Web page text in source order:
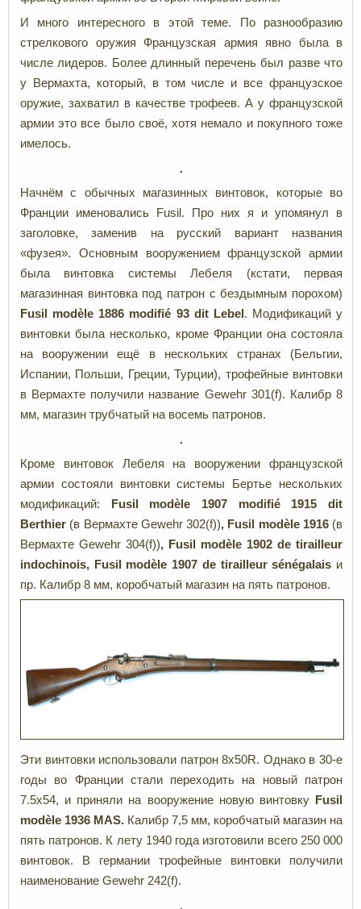
И много интересного в этой теме. По разнообразию
стрелкового оружия Французская армия явно была в
числе лидеров. Более длинный перечень был разве что
у Вермахта, который, в том числе и все французское
оружие, захватил в качестве трофеев. А у французской
армии это все было своё, хотя немало и покупного тоже
имелось.
Начнём с обычных магазинных винтовок, которые во
Франции именовались Fusil. Про них я и упомянул в
заголовке, заменив на русский вариант названия
«фузея». Основным вооружением французской армии
была винтовка системы Лебеля (кстати, первая
магазинная винтовка под патрон с бездымным порохом)
Fusil modèle 1886 modifié 93 dit Lebel . Модификаций у
винтовки была несколько, кроме Франции она состояла
на вооружении ещё в нескольких странах (Бельгии,
Испании, Польши, Греции, Турции), трофейные винтовки
в Вермахте получили название Gewehr 301(f). Калибр 8
мм, магазин трубчатый на восемь патронов.
Кроме винтовок Лебеля на вооружении французской
армии состояли винтовки системы Бертье нескольких
модификаций:
Fusil modèle 1907 modifié 1915dit
Berthier (в Вермахте Gewehr 302(f)), Fusil modèle 1916 (в
Вермахте Gewehr 304(f)), Fusil modèle 1902 de tirailleur
indochinois, Fusil modèle 1907 de tirailleur sénégalais и
пр. Калибр 8 мм, коробчатый магазин на пять патронов.
Эти винтовки использовали патрон 8x50R. Однако в 30-е
годы во Франции стали переходить на новый патрон
7.5x54, и приняли на вооружение новую винтовку
Fusil
modèle 1936 MAS. Калибр 7,5 мм, коробчатый магазин на
пять патронов. К лету 1940 года изготовили всего 250 000
винтовок. В германии трофейные винтовки получили
наименование Gewehr 242(f).